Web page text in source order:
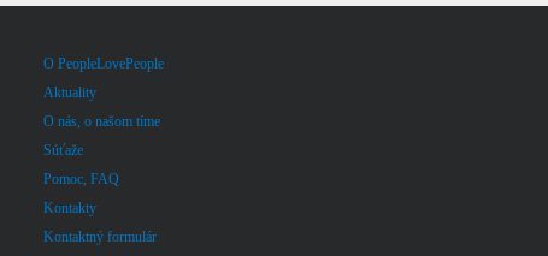
O PeopleLovePeople
Aktuality
O nás, o našom tíme
Súťaže
Pomoc, FAQ
Kontakty
Kontaktný formulár